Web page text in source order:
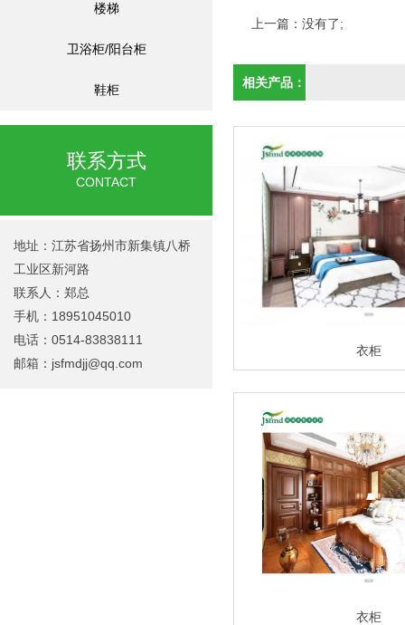
楼梯
卫浴柜/阳台柜
鞋柜
联系方式
CONTACT
地址：江苏省扬州市新集镇八桥
工业区新河路
联系人：郑总
手机：18951045010
电话：0514-83838111
邮箱： jsfmdjj@qq.com
上一篇：没有了;
相关产品：
衣柜
衣柜